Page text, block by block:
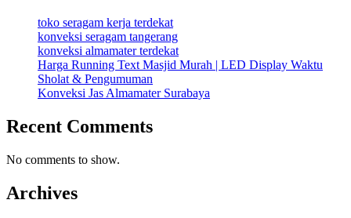
toko seragam kerja terdekat
konveksi seragam tangerang
konveksi almamater terdekat
Harga Running Text Masjid Murah | LED Display Waktu
Sholat & Pengumuman
Konveksi Jas Almamater Surabaya
Recent Comments
No comments to show.
Archives